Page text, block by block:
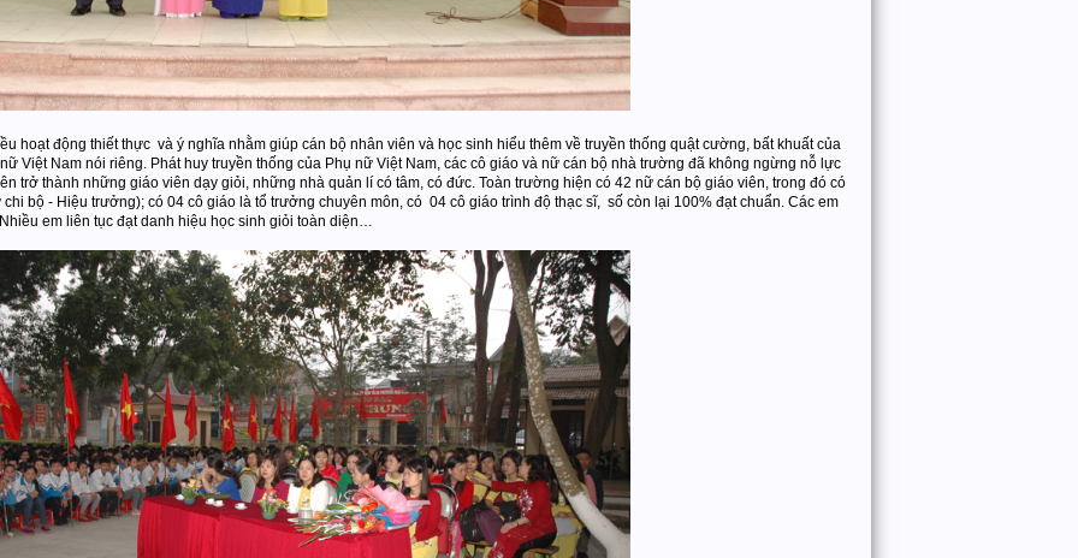
hoạt động thiết thực và ý nghĩa nhằm giúp cán bộ nhân viên và học sinh hiểu thêm về truyền thống quật cường, bất khuất của
Việt Nam nói riêng. Phát huy truyền thống của Phụ nữ Việt Nam, các cô giáo và nữ cán bộ nhà trường đã không ngừng nỗ lực
trở thành những giáo viên dạy giỏi, những nhà quản lí có tâm, có đức. Toàn trường hiện có 42 nữ cán bộ giáo viên, trong đó có
bộ - Hiệu trưởng); có 04 cô giáo là tổ trưởng chuyên môn, có 04 cô giáo trình độ thạc sĩ, số còn lại 100% đạt chuẩn. Các em
em liên tục đạt danh hiệu học sinh giỏi toàn diện…